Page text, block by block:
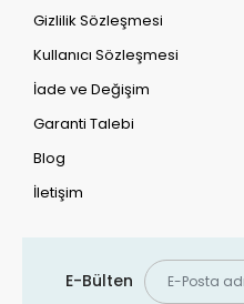
Gizlilik Sözleşmesi
Kullanıcı Sözleşmesi
İade ve Değişim
Garanti Talebi
Blog
İletişim
E-Bülten